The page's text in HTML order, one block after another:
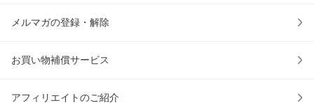
メルマガの登録・解除
お買い物補償サービス
アフィリエイトのご紹介